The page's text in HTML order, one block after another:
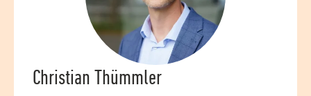
Christian Thümmler